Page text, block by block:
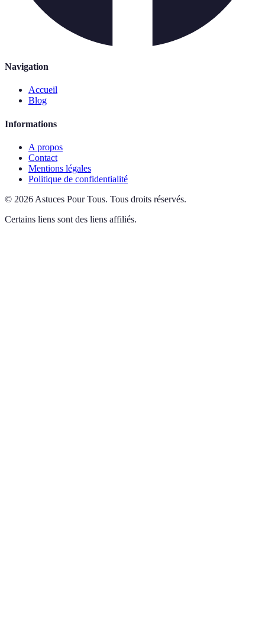
Navigation
Accueil
Blog
Informations
A propos
Contact
Mentions légales
Politique de confidentialité
© 2026 Astuces Pour Tous. Tous droits réservés.
Certains liens sont des liens affiliés.